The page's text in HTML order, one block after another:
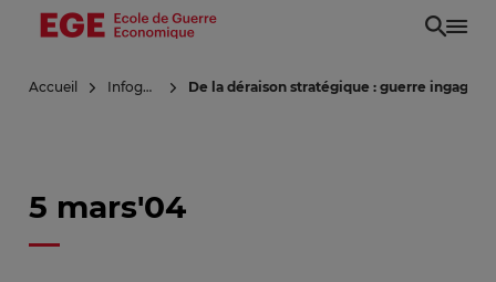
Aller
principal
Accueil Infoguerre De la déraison stratégique : guerre
5 mars'04